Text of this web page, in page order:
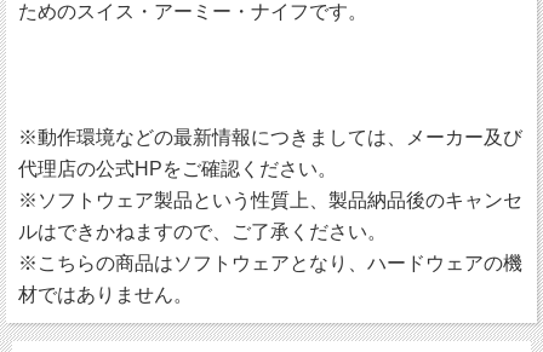
ためのスイス・アーミー・ナイフです。
※動作環境などの最新情報につきましては、メーカー及び
代理店の公式HPをご確認ください。
※ソフトウェア製品という性質上、製品納品後のキャンセ
ルはできかねますので、ご了承ください。
※こちらの商品はソフトウェアとなり、ハードウェアの機
材ではありません。